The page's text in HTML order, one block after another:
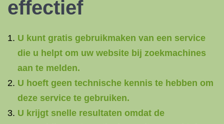
effectief
U kunt gratis gebruikmaken van een service
die u helpt om uw website bij zoekmachines
aan te melden.
U hoeft geen technische kennis te hebben om
deze service te gebruiken.
U krijgt snelle resultaten omdat de